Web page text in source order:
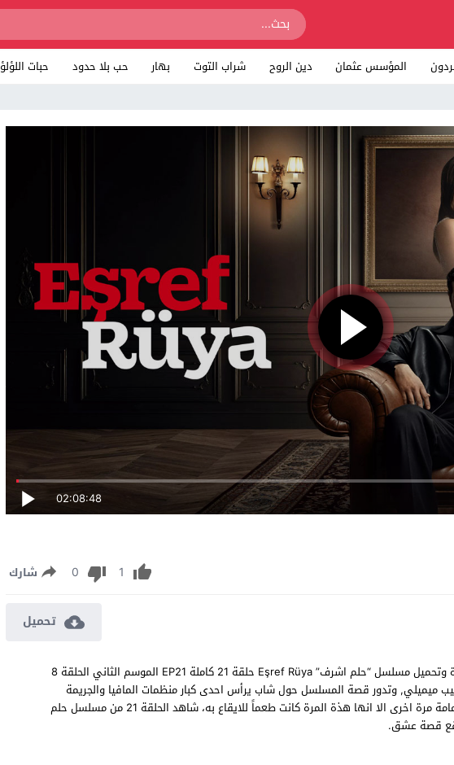
المؤسس عثمان دين الروح شراب التوت بهار حب بلا حدود حبات اللؤلؤ
02:08:48
1
0 شارك
تحميل
مسلسل حلم اشرف الحلقة 21 مترجمة مشاهدة وتحميل مسلسل “حلم اشرف” Eşref Rüya حلقة 21 كاملة EP21 الموسم الثاني الحلقة 8
ميميلي, وتدور قصة المسلسل حول شاب يرأس احدى كبار منظمات المافيا والجريمة
يتعلق قلبة فتاة احلامة منذ طفولتة فيجدها امامة مرة اخرى الا انها هذة المرة كانت طعماً للايقاع به، شاهد الحلقة 21 من مسلسل حلم
قصة عشق.